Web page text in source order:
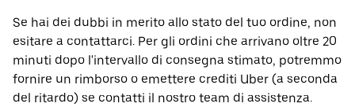
Se hai dei dubbi in merito allo stato del tuo ordine, non
esitare a contattarci. Per gli ordini che arrivano oltre 20
minuti dopo l'intervallo di consegna stimato, potremmo
fornire un rimborso o emettere crediti Uber (a seconda
del ritardo) se contatti il nostro team di assistenza.